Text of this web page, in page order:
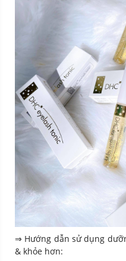
⇒ Hướng dẫn sử dụng
& khỏe hơn: